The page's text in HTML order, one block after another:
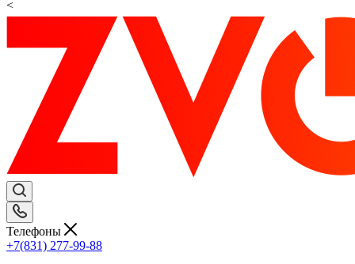
<
Телефоны
+7(831) 277-99-88